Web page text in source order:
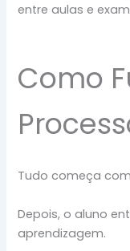
entre aulas e
Como
Tudo começa
Depois, o aluno
aprendizagem.